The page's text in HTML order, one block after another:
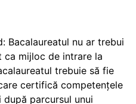
Bacalaureatul nu ar trebui
ca mijloc de intrare la
trebuie să fie
certifică competențele
după parcursul unui